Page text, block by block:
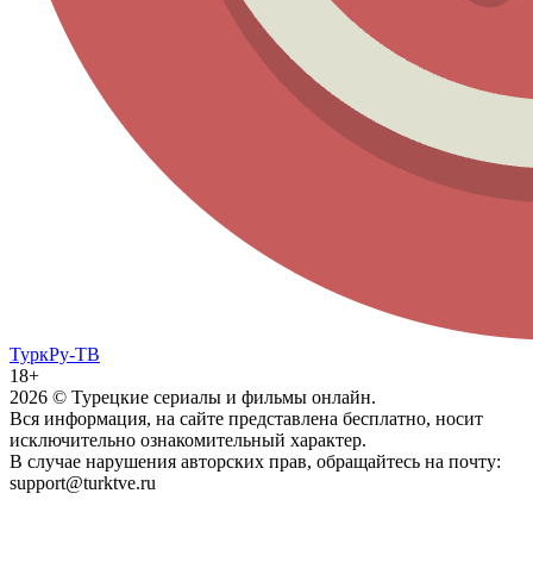
ТуркРу-ТВ
18+
2026 © Турецкие сериалы и фильмы онлайн.
Вся информация, на сайте представлена бесплатно, носит
исключительно ознакомительный характер.
В случае нарушения авторских прав, обращайтесь на почту:
support@turktve.ru